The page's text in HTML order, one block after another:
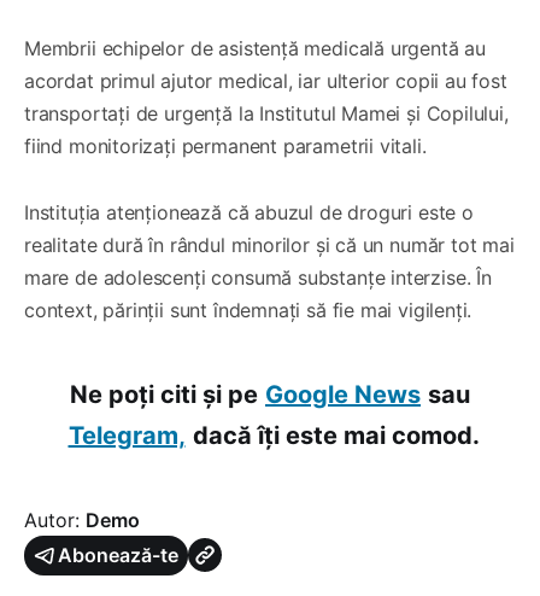
Membrii echipelor de asistență medicală urgentă au
acordat primul ajutor medical, iar ulterior copii au fost
transportați de urgență la Institutul Mamei și Copilului,
fiind monitorizați permanent parametrii vitali.
Instituția atenționează că abuzul de droguri este o
realitate dură în rândul minorilor și că un număr tot mai
mare de adolescenți consumă substanțe interzise. În
context, părinții sunt îndemnați să fie mai vigilenți.
Ne poți citi și pe Google News sau
Telegram, dacă îți este mai comod.
Autor: Demo
Abonează-te